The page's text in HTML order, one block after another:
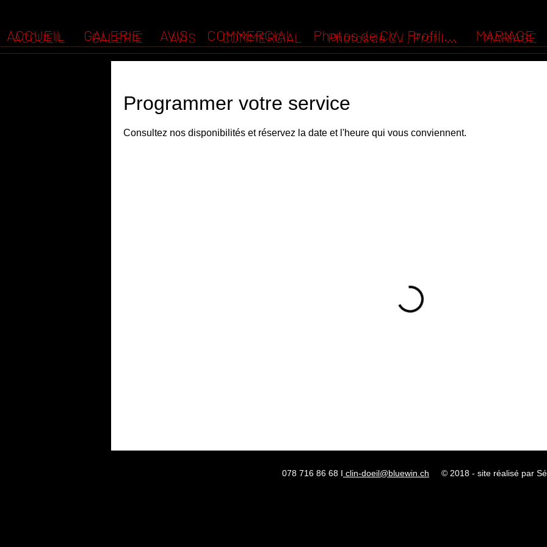
ACCUEIL GALERIE AVIS COMMERCIAL Photos de CV , Profil ... MARIAGE
ACCUEIL GALERIE AVIS COMMERCIAL Photos de CV , Profil ... MARIAGE
Programmer votre service
Consultez nos disponibilités et réservez la date et l'heure qui vous conviennent.
078 716 86 68 I clin-doeil@bluewin.ch © 2018 - site réalisé par